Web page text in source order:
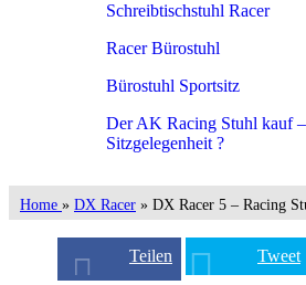
Schreibtischstuhl Racer
Racer Bürostuhl
Bürostuhl Sportsitz
Der AK Racing Stuhl kauf
Sitzgelegenheit ?
Home » DX Racer » DX Racer 5 – Racing
Teilen Tweet